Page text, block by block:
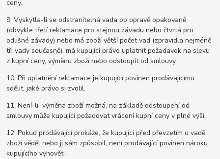
ceny.
9. Vyskytla-li se odstranitelná vada po opravě opakovaně
(obvykle třetí reklamace pro stejnou závadu nebo čtvrtá pro
odlišné závady) nebo má zboží větší počet vad (zpravidla nejméně
tři vady současně), má kupující právo uplatnit požadavek na slevu
z kupní ceny, výměnu zboží nebo odstoupit od smlouvy.
10. Při uplatnění reklamace je kupující povinen prodávajícímu
sdělit, jaké právo si zvolil.
11. Není-li výměna zboží možná, na základě odstoupení od
smlouvy může kupující požadovat vrácení kupní ceny v plné výši.
12. Pokud prodávající prokáže, že kupující před převzetím o vadě
zboží věděl nebo ji sám způsobil, není prodávající povinen nároku
kupujícího vyhovět.